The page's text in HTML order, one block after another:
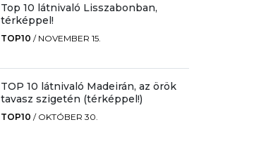
Top 10 látnivaló Lisszabonban,
térképpel!
TOP10 / NOVEMBER 15.
TOP 10 látnivaló Madeirán, az örök
tavasz szigetén (térképpel!)
TOP10 / OKTÓBER 30.